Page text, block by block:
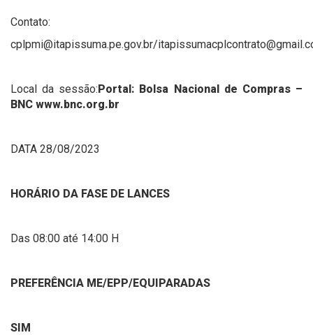
Contato:
cplpmi@itapissuma.pe.gov.br/
Local da sessão:Portal: Bolsa Nacional de Compras –
BNC www.bnc.org.br
DATA 28/08/2023
HORÁRIO DA FASE DE LANCES
Das 08:00 até 14:00 H
PREFERÊNCIA ME/EPP/EQUIPARADAS
SIM